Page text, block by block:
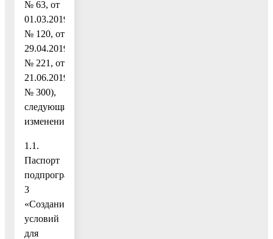
№ 63, от
01.03.2019
№ 120, от
29.04.2019
№ 221, от
21.06.2019
№ 300),
следующие
изменения:
1.1.
Паспорт
подпрограммы
3
«Создание
условий
для